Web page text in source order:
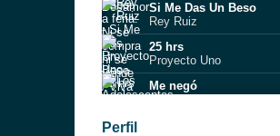
Si Me Das Un Beso
Rey Ruiz
25 hrs
Proyecto Uno
Me negó
Perfil